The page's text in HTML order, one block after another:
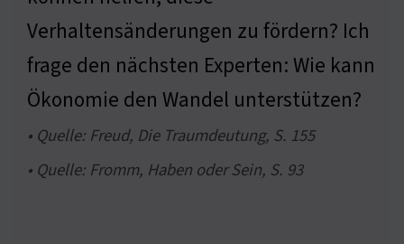
Verhaltensänderungen zu fördern? Ich
frage den nächsten Experten: Wie kann
Ökonomie den Wandel unterstützen?
• Quelle: Freud, Die Traumdeutung, S. 155
• Quelle: Fromm, Haben oder Sein, S. 93